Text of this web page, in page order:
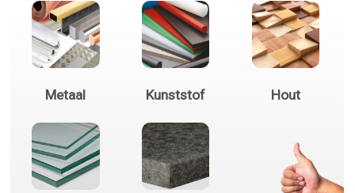
Metaal Kunststof Hout